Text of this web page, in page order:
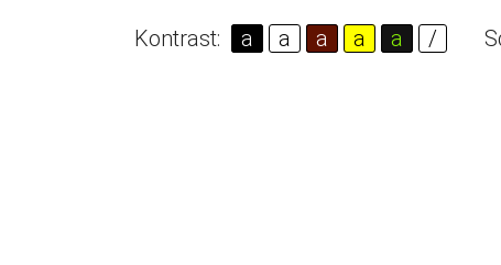
Kontrast: a a a a a /